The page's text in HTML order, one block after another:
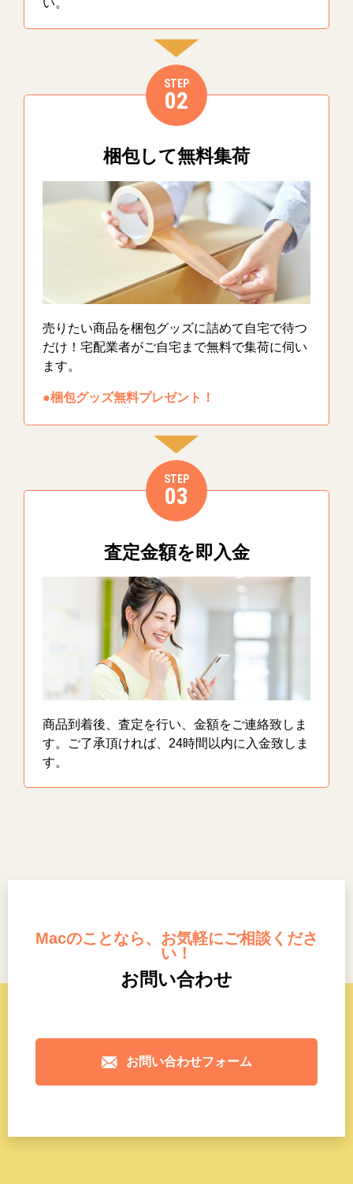
STEP
02
梱包して無料集荷
売りたい商品を梱包グッズに詰めて自宅で待つ
だけ！宅配業者がご自宅まで無料で集荷に伺い
ます。
●梱包グッズ無料プレゼント！
STEP
03
査定金額を即入金
商品到着後、査定を行い、金額をご連絡致しま
す。ご了承頂ければ、24時間以内に入金致しま
す。
Macのことなら、お気軽にご相談くださ
い！
お問い合わせ
お問い合わせフォーム